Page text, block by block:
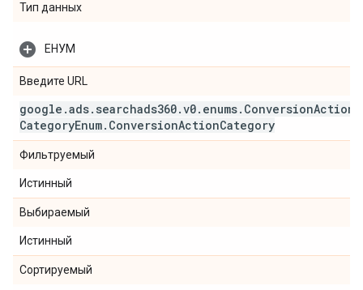
Тип данных
ЕНУМ
Введите URL
google .ads. searchads360.v0. enums. ConversionAction
CategoryEnum. ConversionActionCategory
Фильтруемый
Истинный
Выбираемый
Истинный
Сортируемый